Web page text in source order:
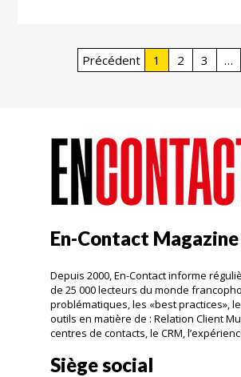
Précédent 1 2 3 …
En-Contact Magazine
Depuis 2000, En-Contact informe
de 25 000 lecteurs du monde
problématiques, les «best practices»,
outils en matière de : Relation Client
centres de contacts, le CRM,
Siège social